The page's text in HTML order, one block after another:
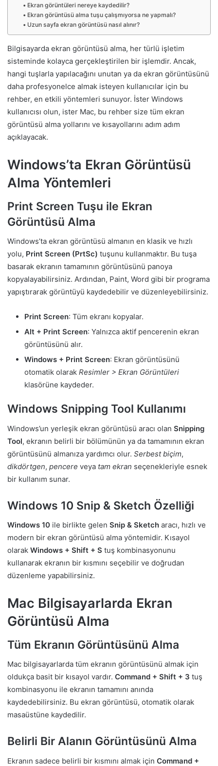
Ekran görüntüleri nereye kaydedilir?
Ekran görüntüsü alma tuşu çalışmıyorsa ne yapmalı?
Uzun sayfa ekran görüntüsü nasıl alınır?
Bilgisayarda ekran görüntüsü alma, her türlü işletim
sisteminde kolayca gerçekleştirilen bir işlemdir. Ancak,
hangi tuşlarla yapılacağını unutan ya da ekran görüntüsünü
daha profesyonelce almak isteyen kullanıcılar için bu
rehber, en etkili yöntemleri sunuyor. İster Windows
kullanıcısı olun, ister Mac, bu rehber size tüm ekran
görüntüsü alma yollarını ve kısayollarını adım adım
açıklayacak.
Windows’ta Ekran Görüntüsü
Alma Yöntemleri
Print Screen Tuşu ile Ekran
Görüntüsü Alma
Windows’ta ekran görüntüsü almanın en klasik ve hızlı
yolu, Print Screen (PrtSc) tuşunu kullanmaktır. Bu tuşa
basarak ekranın tamamının görüntüsünü panoya
kopyalayabilirsiniz. Ardından, Paint, Word gibi bir programa
yapıştırarak görüntüyü kaydedebilir ve düzenleyebilirsiniz.
Print Screen: Tüm ekranı kopyalar.
Alt + Print Screen: Yalnızca aktif pencerenin ekran
görüntüsünü alır.
Windows + Print Screen: Ekran görüntüsünü
otomatik olarak Resimler > Ekran Görüntüleri
klasörüne kaydeder.
Windows Snipping Tool Kullanımı
Windows’un yerleşik ekran görüntüsü aracı olan Snipping
Tool, ekranın belirli bir bölümünün ya da tamamının ekran
görüntüsünü almanıza yardımcı olur. Serbest biçim,
dikdörtgen, pencere veya tam ekran seçenekleriyle esnek
bir kullanım sunar.
Windows 10 Snip & Sketch Özelliği
Windows 10 ile birlikte gelen Snip & Sketch aracı, hızlı ve
modern bir ekran görüntüsü alma yöntemidir. Kısayol
olarak Windows + Shift + S tuş kombinasyonunu
kullanarak ekranın bir kısmını seçebilir ve doğrudan
düzenleme yapabilirsiniz.
Mac Bilgisayarlarda Ekran
Görüntüsü Alma
Tüm Ekranın Görüntüsünü Alma
Mac bilgisayarlarda tüm ekranın görüntüsünü almak için
oldukça basit bir kısayol vardır. Command + Shift + 3 tuş
kombinasyonu ile ekranın tamamını anında
kaydedebilirsiniz. Bu ekran görüntüsü, otomatik olarak
masaüstüne kaydedilir.
Belirli Bir Alanın Görüntüsünü Alma
Ekranın sadece belirli bir kısmını almak için Command +